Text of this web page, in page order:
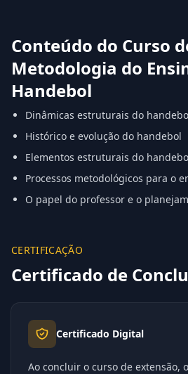
Conteúdo do Curso
Metodologia do
Handebol
Dinâmicas estruturais do
Histórico e evolução do handebol
Elementos estruturais do
Processos metodológicos para o
O papel do professor e o
CERTIFICAÇÃO
Certificado de
Certificado Digital
Ao concluir o curso de extensão,